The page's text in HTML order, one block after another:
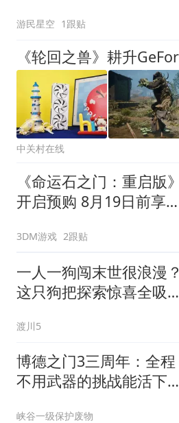
游民星空 1跟贴
中关村在线
《命运石之门：重启版》
开启预购 8月19日前享促
3DM游戏 2跟贴
一人一狗闯末世很浪漫？
这只狗把探索惊喜全吸干
渡川5
博德之门3三周年：全程
不用武器的挑战能活下来
峡谷一级保护废物